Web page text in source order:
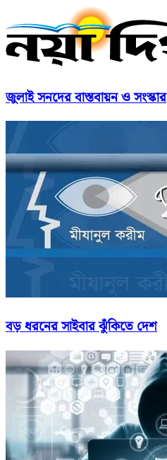
জুলাই সনদের বাস্তবায়ন ও সংস্কার
বড় ধরনের সাইবার ঝুঁকিতে দেশ